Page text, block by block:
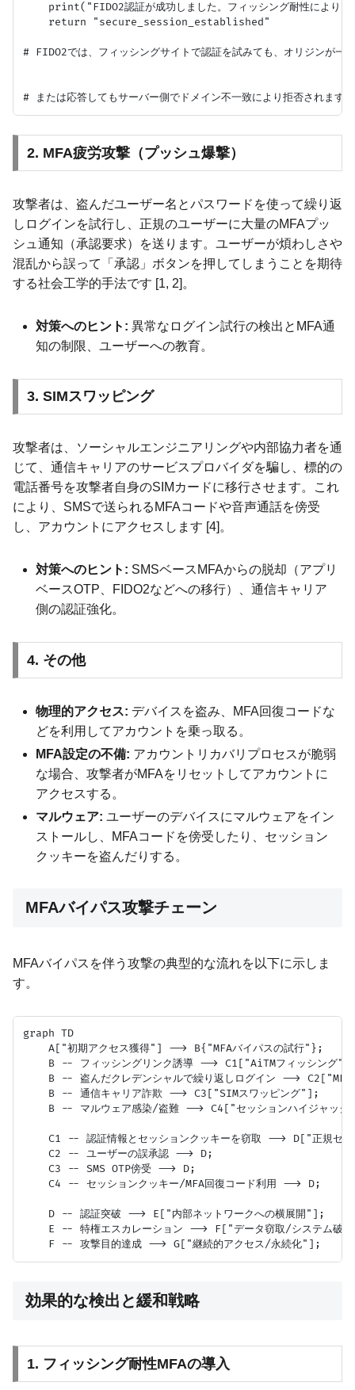
print("FIDO2認証が成功しました。フィッシング耐性によりセ
    return "secure_session_established"
# FIDO2では、フィッシングサイトで認証を試みても、オリジンが一
2. MFA疲労攻撃（プッシュ爆撃）
攻撃者は、盗んだユーザー名とパスワードを使って繰り返
しログインを試行し、正規のユーザーに大量のMFAプッ
シュ通知（承認要求）を送ります。ユーザーが煩わしさや
混乱から誤って「承認」ボタンを押してしまうことを期待
する社会工学的手法です [1, 2]。
対策へのヒント: 異常なログイン試行の検出とMFA通
知の制限、ユーザーへの教育。
3. SIMスワッピング
攻撃者は、ソーシャルエンジニアリングや内部協力者を通
じて、通信キャリアのサービスプロバイダを騙し、標的の
電話番号を攻撃者自身のSIMカードに移行させます。これ
により、SMSで送られるMFAコードや音声通話を傍受
し、アカウントにアクセスします [4]。
対策へのヒント: SMSベースMFAからの脱却（アプリ
ベースOTP、FIDO2などへの移行）、通信キャリア
側の認証強化。
4. その他
物理的アクセス: デバイスを盗み、MFA回復コードな
どを利用してアカウントを乗っ取る。
MFA設定の不備: アカウントリカバリプロセスが脆弱
な場合、攻撃者がMFAをリセットしてアカウントに
アクセスする。
マルウェア: ユーザーのデバイスにマルウェアをイン
ストールし、MFAコードを傍受したり、セッション
クッキーを盗んだりする。
MFAバイパス攻撃チェーン
MFAバイパスを伴う攻撃の典型的な流れを以下に示しま
す。
graph TD
    A["初期アクセス獲得"] --> B{"MFAバイパスの試行"};
B -- フィッシングリンク誘導 --> C1["AiTMフィッシング
B -- 盗んだクレデンシャルで繰り返しログイン --> C2["MFA
    B -- 通信キャリア詐欺 --> C3["SIMスワッピング"];
B -- マルウェア感染/盗難 --> C4["セッションハイジャック
C1 -- 認証情報とセッションクッキーを窃取 --> D["正規セ
    C2 -- ユーザーの誤承認 --> D;
    C3 -- SMS OTP傍受 --> D;
    C4 -- セッションクッキー/MFA回復コード利用 --> D;
    D -- 認証突破 --> E["内部ネットワークへの横展開"];
E -- 特権エスカレーション --> F["データ窃取/システム破
効果的な検出と緩和戦略
1. フィッシング耐性MFAの導入